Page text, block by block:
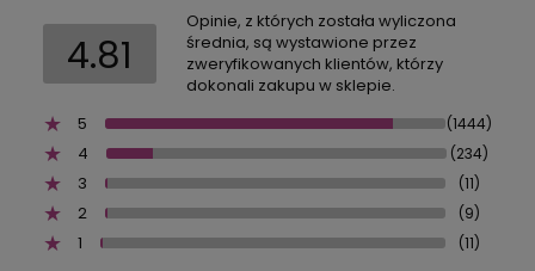
4.81
Opinie, z których została wyliczona
średnia, są wystawione przez
zweryfikowanych klientów, którzy
dokonali zakupu w sklepie.
5
(1444)
4 (234)
3 (11)
2 (9)
1 (11)